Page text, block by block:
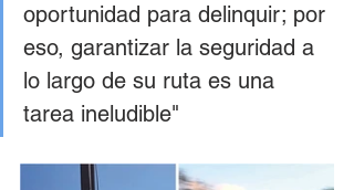
oportunidad para delinquir; por
eso, garantizar la seguridad a
lo largo de su ruta es una
tarea ineludible"